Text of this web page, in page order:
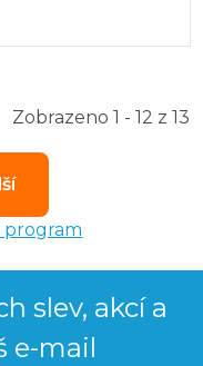
Zobrazeno 1 - 12 z 13
program
slev, akcí a
e-mail